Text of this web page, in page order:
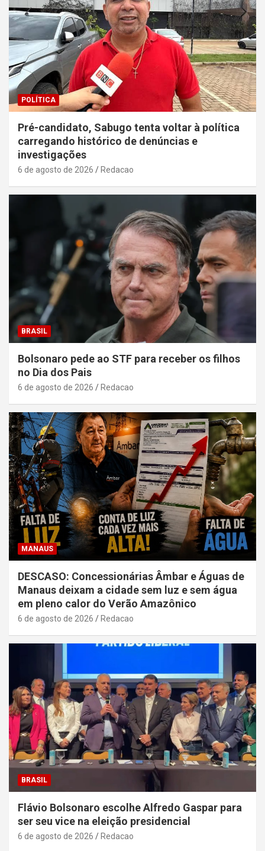
POLÍTICA
Pré-candidato, Sabugo tenta voltar à política
carregando histórico de denúncias e
investigações
6 de agosto de 2026 Redacao
BRASIL
Bolsonaro pede ao STF para receber os filhos
no Dia dos Pais
6 de agosto de 2026 Redacao
MANAUS
DESCASO: Concessionárias Âmbar e Águas de
Manaus deixam a cidade sem luz e sem água
em pleno calor do Verão Amazônico
6 de agosto de 2026 Redacao
BRASIL
Flávio Bolsonaro escolhe Alfredo Gaspar para
ser seu vice na eleição presidencial
6 de agosto de 2026 Redacao